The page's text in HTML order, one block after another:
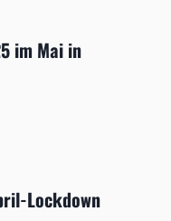
im Mai in
Lockdown